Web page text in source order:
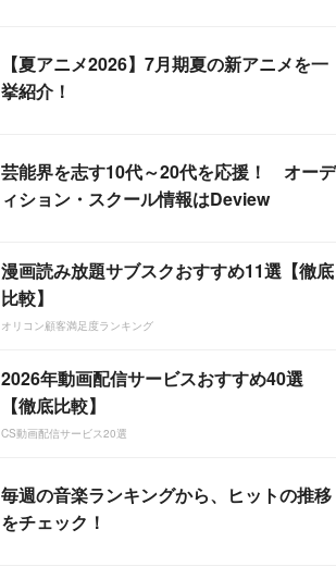
【夏アニメ2026】7月期夏の新アニメを一
挙紹介！
芸能界を志す10代～20代を応援！ オーデ
ィション・スクール情報はDeview
漫画読み放題サブスクおすすめ11選【徹底
比較】
オリコン顧客満足度ランキング
2026年動画配信サービスおすすめ40選
【徹底比較】
CS動画配信サービス20選
毎週の音楽ランキングから、ヒットの推移
をチェック！